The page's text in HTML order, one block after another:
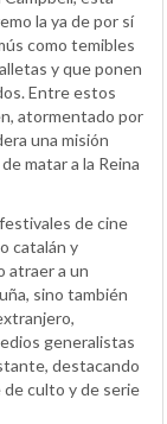
la ya de por sí
como temibles
y que ponen
Entre estos
atormentado por
una misión
matar a la Reina
de cine
catalán y
atraer a un
sino también
generalistas
destacando
de culto y de serie